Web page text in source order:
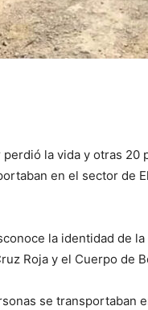
perdió la vida y otras
en el sector de
la identidad de
Roja y el Cuerpo de
se transportaban